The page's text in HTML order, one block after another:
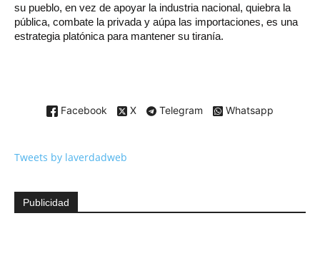
su pueblo, en vez de apoyar la industria nacional, quiebra la
pública, combate la privada y aúpa las importaciones, es una
estrategia platónica para mantener su tiranía.
Facebook X Telegram Whatsapp
Tweets by laverdadweb
Publicidad